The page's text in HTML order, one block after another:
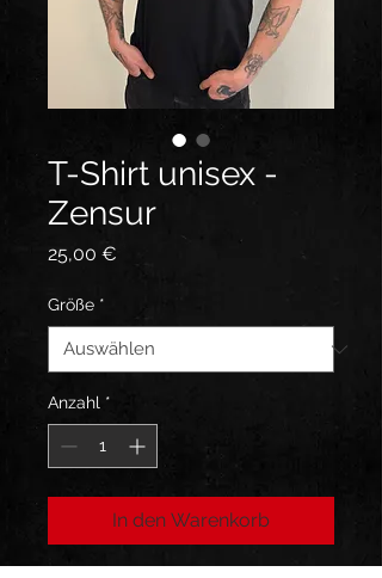
T-Shirt unisex -
Zensur
25,00 €
Größe *
Anzahl *
In den Warenkorb